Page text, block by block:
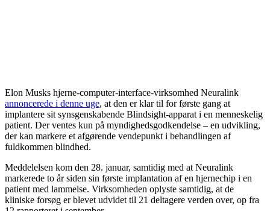
Elon Musks hjerne-computer-interface-virksomhed Neuralink
annoncerede i denne uge, at den er klar til for første gang at
implantere sit synsgenskabende Blindsight-apparat i en menneskelig
patient. Der ventes kun på myndighedsgodkendelse – en udvikling,
der kan markere et afgørende vendepunkt i behandlingen af
fuldkommen blindhed.
Meddelelsen kom den 28. januar, samtidig med at Neuralink
markerede to år siden sin første implantation af en hjernechip i en
patient med lammelse. Virksomheden oplyste samtidig, at de
kliniske forsøg er blevet udvidet til 21 deltagere verden over, op fra